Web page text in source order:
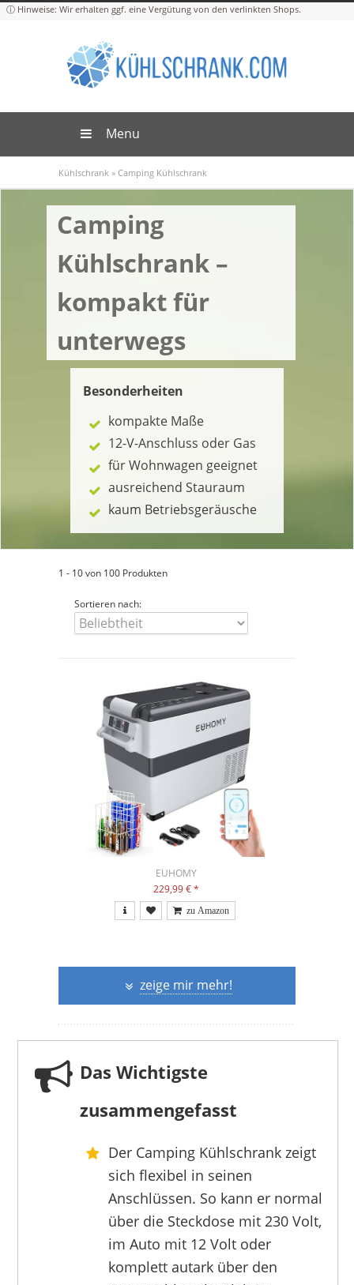
Menu
Kühlschrank » Camping Kühlschrank
Camping
Kühlschrank –
kompakt für
unterwegs
Besonderheiten
kompakte Maße
12-V-Anschluss oder Gas
für Wohnwagen geeignet
ausreichend Stauraum
kaum Betriebsgeräusche
1 - 10 von 100 Produkten
Sortieren nach:
EUHOMY
229,99 €*
WONEA
109,95 € 97,95 €*
zeige mir mehr!
Das Wichtigste
zusammengefasst
Der Camping Kühlschrank zeigt
sich flexibel in seinen
Anschlüssen. So kann er normal
über die Steckdose mit 230 Volt,
im Auto mit 12 Volt oder
komplett autark über den